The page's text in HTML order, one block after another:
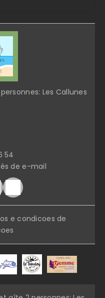
Les Callunes
54
de e-mail
e condicoes de